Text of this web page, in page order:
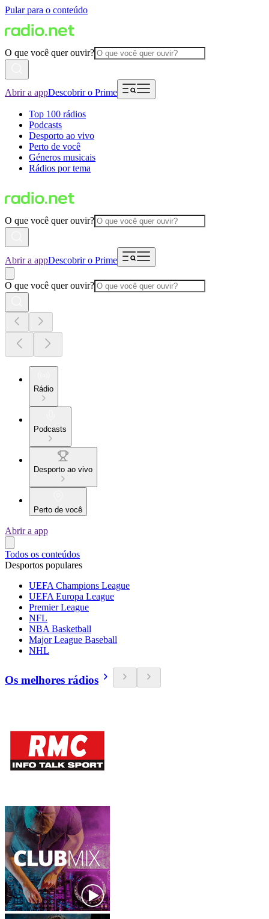
Pular para o conteúdo
O que você quer ouvir?
Abrir a appDescobrir o Prime
Top 100 rádios
Podcasts
Desporto ao vivo
Perto de você
Géneros musicais
Rádios por tema
O que você quer ouvir?
Abrir a appDescobrir o Prime
O que você quer ouvir?
Rádio
Podcasts
Desporto ao vivo
Perto de você
Abrir a app
Todos os conteúdos
Desportos populares
UEFA Champions League
UEFA Europa League
Premier League
NFL
NBA Basketball
Major League Baseball
NHL
Os melhores rádios